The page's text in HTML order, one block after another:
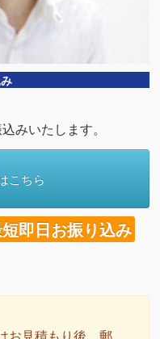
みいたします。
こちら
即日お振り込み
お見積もり後、郵